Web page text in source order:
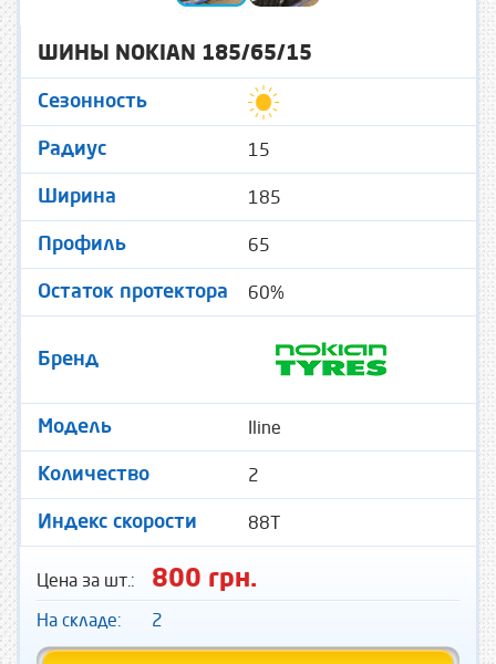
ШИНЫ NOKIAN 185/65/15
Сезонность
Радиус 15
Ширина 185
Профиль 65
Остаток протектора 60%
Бренд
Модель Iline
Количество 2
Индекс скорости 88T
Цена за шт.: 800 грн.
На складе: 2